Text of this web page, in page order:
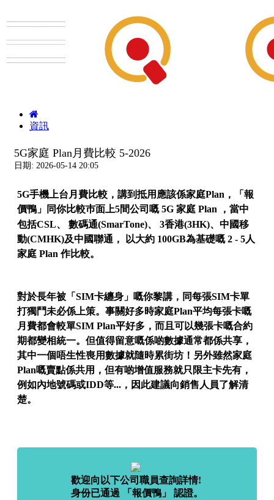
資訊
5G家庭 Plan月費比較 5-2026
日期: 2026-05-14 20:05
5G手機上台月費比較，講到抵用應該係家庭Plan，「報
價鴨」同你比較巿面上5間公司嘅 5G 家庭 Plan ，當中
包括CSL、 數碼通(SmarTone)、
3香港(3HK)、中國移
動(CMHK)及中國聯通， 以大約 100GB為基礎嘅2 - 5人
家庭 Plan 作比較。
對於長年被「SIM卡纏身」嘅你黎講，同每張SIM卡單
打獨鬥未必係上策。事關好多時家庭Plan平均每張卡嘅
月費都會較單SIM Plan平好多，而且可以幾張卡嘅合約
期都變相統一。但值得留意嘅係啲數據通常都係共享，
其中一個唔生性喪用數據就隨時累街坊！另外雖然家庭
Plan嘅賣點係共用，但有啲增值服務就只限主卡先有，
例如內地號碼或IDD等...，因此建議向銷售人員了解清
楚。
歡迎向以下公司職員查詢詳情!
身份已通過 「報價鴨」 認證。